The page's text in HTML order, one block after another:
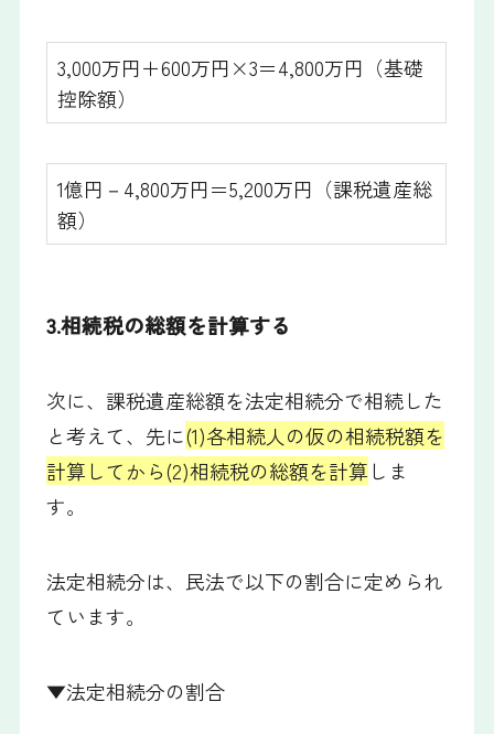
3,000万円＋600万円×3＝4,800万円（基礎
控除額）
1億円－4,800万円＝5,200万円（課税遺産総
額）
3.相続税の総額を計算する
次に、課税遺産総額を法定相続分で相続した
と考えて、先に(1)各相続人の仮の相続税額を
計算してから(2)相続税の総額を計算 しま
す。
法定相続分は、民法で以下の割合に定められ
ています。
▼法定相続分の割合